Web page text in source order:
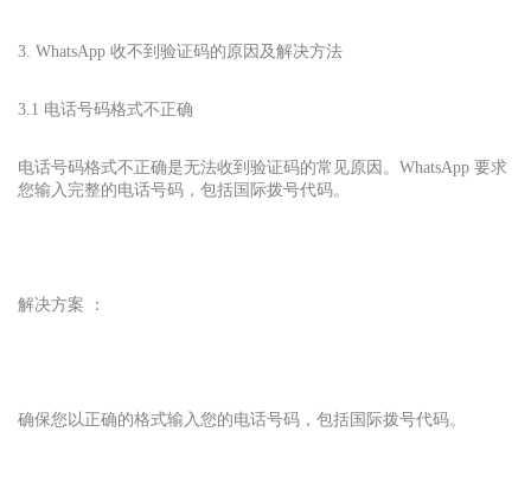
3. WhatsApp 收不到验证码的原因及解决方法
3.1 电话号码格式不正确
电话号码格式不正确是无法收到验证码的常见原因。WhatsApp 要求
您输入完整的电话号码，包括国际拨号代码。
解决方案 ：
确保您以正确的格式输入您的电话号码，包括国际拨号代码。